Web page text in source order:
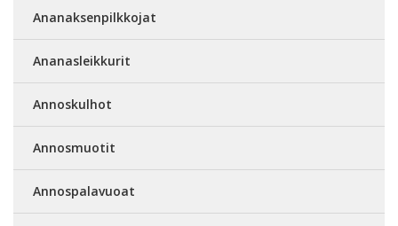
Ananaksenpilkkojat
Ananasleikkurit
Annoskulhot
Annosmuotit
Annospalavuoat